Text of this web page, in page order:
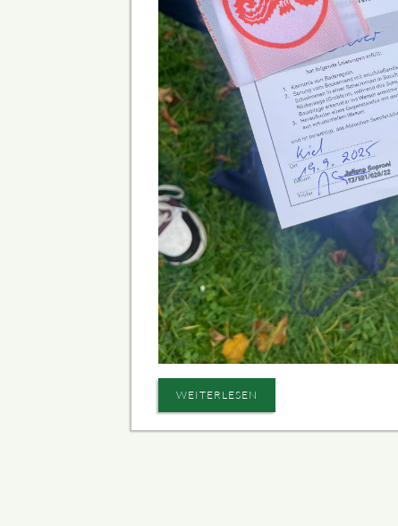
WEITERLESEN